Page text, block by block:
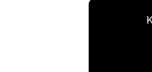
Display